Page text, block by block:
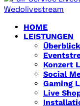
HOME
LEISTUNGEN
Überblick
Konzert
Social
Gaming
Live